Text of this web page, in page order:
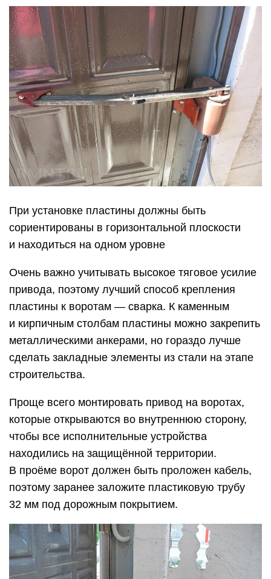
При установке пластины должны быть
сориентированы в горизонтальной плоскости
и находиться на одном уровне
Очень важно учитывать высокое тяговое усилие
привода, поэтому лучший способ крепления
пластины к воротам — сварка. К каменным
и кирпичным столбам пластины можно закрепить
металлическими анкерами, но гораздо лучше
сделать закладные элементы из стали на этапе
строительства.
Проще всего монтировать привод на воротах,
которые открываются во внутреннюю сторону,
чтобы все исполнительные устройства
находились на защищённой территории.
В проёме ворот должен быть проложен кабель,
поэтому заранее заложите пластиковую трубу
32 мм под дорожным покрытием.